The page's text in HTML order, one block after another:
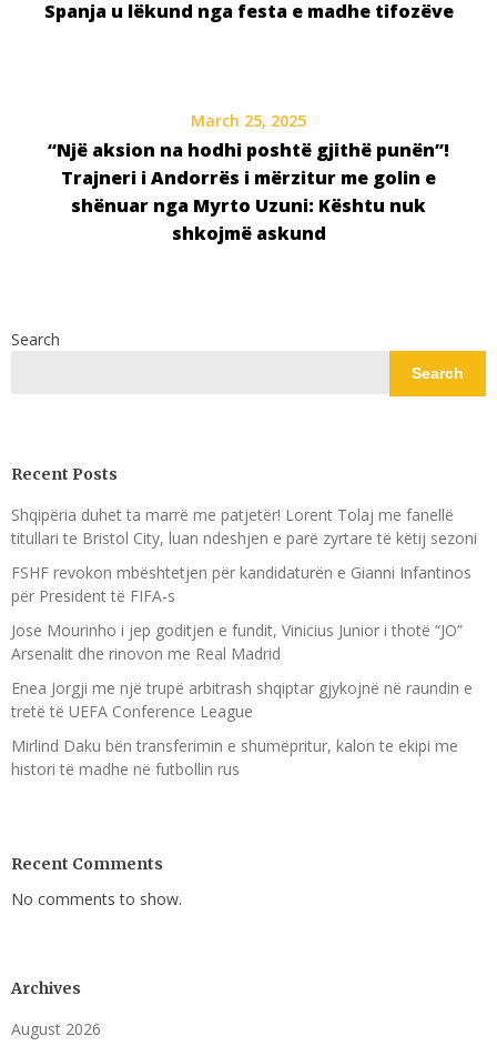
Spanja u lëkund nga festa e madhe tifozëve
March 25, 2025
“Një aksion na hodhi poshtë gjithë punën”!
Trajneri i Andorrës i mërzitur me golin e
shënuar nga Myrto Uzuni: Kështu nuk
shkojmë askund
Search
Search
Recent Posts
Shqipëria duhet ta marrë me patjetër! Lorent Tolaj me fanellë
titullari te Bristol City, luan ndeshjen e parë zyrtare të këtij sezoni
FSHF revokon mbështetjen për kandidaturën e Gianni Infantinos
për President të FIFA-s
Jose Mourinho i jep goditjen e fundit, Vinicius Junior i thotë “JO”
Arsenalit dhe rinovon me Real Madrid
Enea Jorgji me një trupë arbitrash shqiptar gjykojnë në raundin e
tretë të UEFA Conference League
Mirlind Daku bën transferimin e shumëpritur, kalon te ekipi me
histori të madhe në futbollin rus
Recent Comments
No comments to show.
Archives
August 2026